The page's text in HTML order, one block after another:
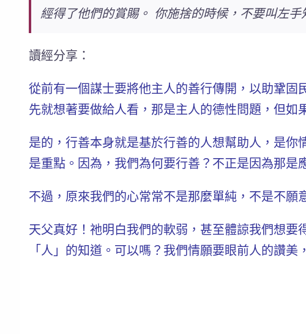
經得了他們的賞賜。 你施捨的時候，不要叫左手
讀經分享：
從前有一個謀士要將他主人的善行傳開，以助鞏
先就想著要做給人看，那是主人的德性問題 ，但如
是的，行善本身就是基於行善的人想幫助人，是你
是重點。因為，我們為何要行善？不正是因為那是
不過，原來我們的心常常不是那麼單純，不是不願
天父真好！祂明白我們的軟弱，甚至體諒我們想
「人」的知道。可以嗎？我們情願要眼前人的讚美